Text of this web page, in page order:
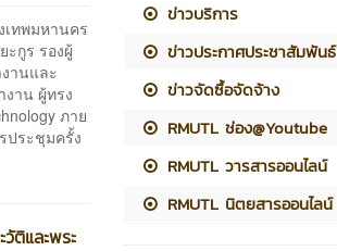
เทพมหานคร
กูร รองผู้
านและ
าน ผู้ทรง
ภาย
ประชุมครั้ง
ติและพระ
ข่าวบริการ
ข่าวประกาศประชาสัมพันธ์
ข่าวจัดซื้อจัดจ้าง
RMUTL ช่อง@Youtube
RMUTL วารสารออนไลน์
RMUTL นิตยสารออนไลน์